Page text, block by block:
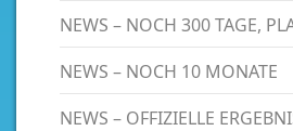
NEWS – NOCH 300 TAGE,
NEWS – NOCH 10 MONATE
NEWS – OFFIZIELLE